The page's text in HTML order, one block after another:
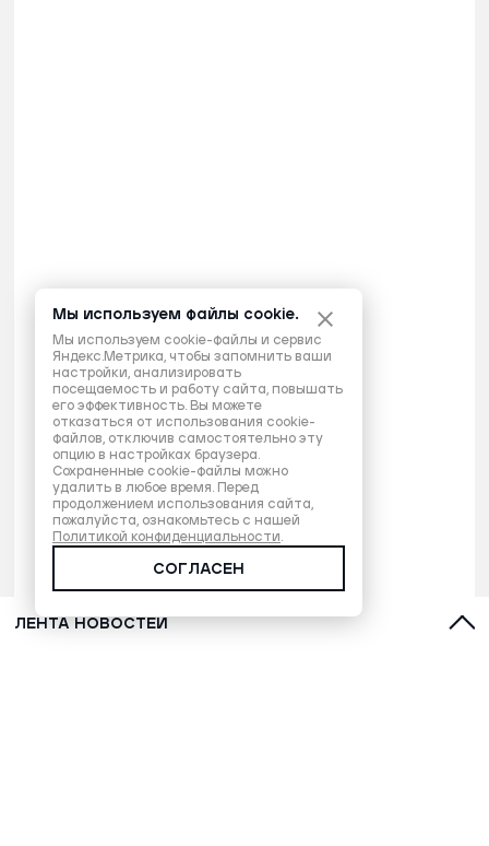
ЛЕНТА НОВОСТЕЙ
Мы используем файлы cookie.
Мы используем cookie-файлы и сервис
Яндекс.Метрика, чтобы запомнить ваши
настройки, анализировать
посещаемость и работу сайта, повышать
его эффективность. Вы можете
отказаться от использования cookie-
файлов, отключив самостоятельно эту
опцию в настройках браузера.
Сохраненные cookie-файлы можно
удалить в любое время. Перед
продолжением использования сайта,
пожалуйста, ознакомьтесь с нашей
Политикой конфиденциальности.
СОГЛАСЕН